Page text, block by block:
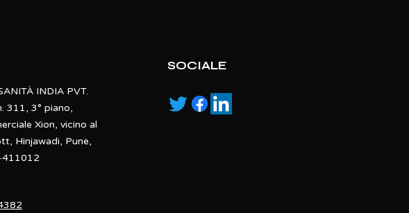
otherwise so specified.
trading, “m” means own manufactured, “ad” means authorised
INDIA PVT.
311, 3° piano,
Xion, vicino al
Hinjawadi, Pune,
411012
SOCIALE